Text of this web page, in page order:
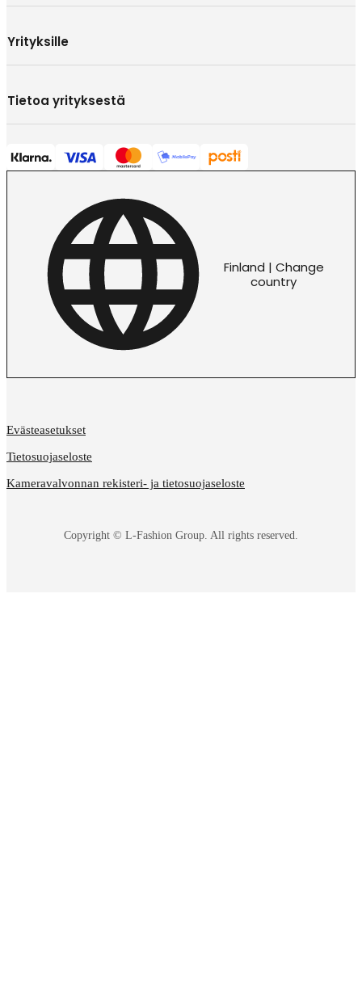
Yrityksille
Tietoa yrityksestä
Finland | Change
country
Copyright © L-Fashion Group. All rights reserved.
Evästeasetukset
Tietosuojaseloste
Kameravalvonnan rekisteri- ja tietosuojaseloste